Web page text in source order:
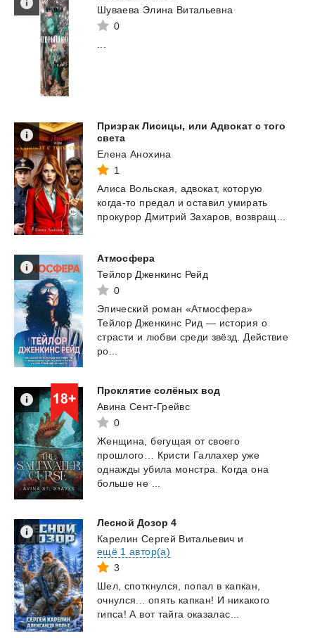
Шуваева Элина Витальевна
0
Призрак Лисицы, или Адвокат с того
света
Елена Анохина
1
Алиса Вольская, адвокат, которую
когда-то предал и оставил умирать
прокурор Дмитрий Захаров, возвращ...
Атмосфера
Тейлор Дженкинс Рейд
0
Эпический роман «Атмосфера»
Тейлор Дженкинс Рид — история о
страсти и любви среди звёзд. Действие
ро...
Проклятие солёных вод
Авина Сент-Грейвс
0
Женщина, бегущая от своего
прошлого… Кристи Галлахер уже
однажды убила монстра. Когда она
больше не ...
Лесной Дозор 4
Карелин Сергей Витальевич и
ещё 1 автор(а)
3
Шел, споткнулся, попал в капкан,
очнулся...
опять капкан! И никакого
гипса! А вот тайга оказалас...